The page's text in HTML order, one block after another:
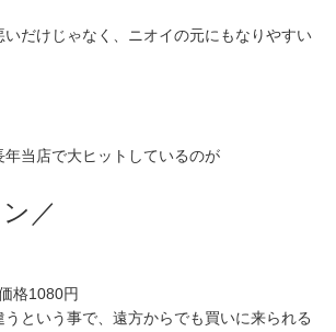
だけじゃなく、ニオイの元にもなりやすい
当店で大ヒットしているのが
／
格1080円
うという事で、遠方からでも買いに来られる